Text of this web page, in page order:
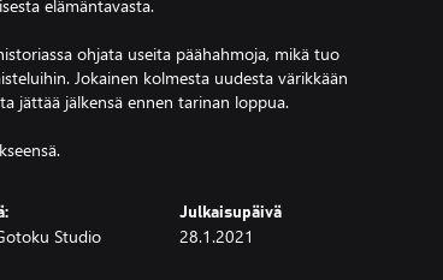
elämäntavasta.
ohjata useita päähahmoja, mikä tuo
Jokainen kolmesta uudesta värikkään
jättää jälkensä ennen tarinan loppua.
Studio
Julkaisupäivä
28.1.2021